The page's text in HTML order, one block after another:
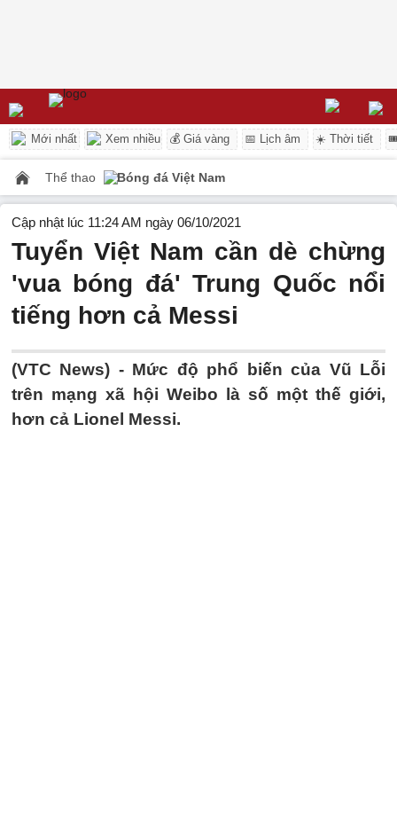
Mới nhất Xem nhiều 💰 Giá vàng 📅 Lịch âm ☀️ Thời tiết
Thể thao Bóng đá Việt Nam
Cập nhật lúc 11:24 AM ngày 06/10/2021
Tuyển Việt Nam cần dè chừng
'vua bóng đá' Trung Quốc nổi
tiếng hơn cả Messi
(VTC News) - Mức độ phổ biến của Vũ Lỗi
trên mạng xã hội Weibo là số một thế giới,
hơn cả Lionel Messi.